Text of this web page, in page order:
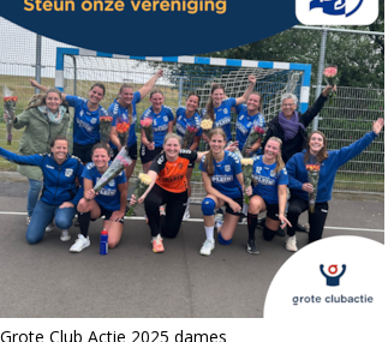
Grote Club Actie 2025 dames